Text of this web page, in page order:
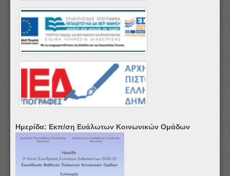
Ημερίδα: Εκπ/ση Ευάλωτων Κοινωνικών Ομάδων